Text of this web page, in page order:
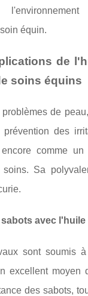
équin.
de
soins équins
de
des
comme
soins. Sa
avec l'huile
sont soumis
excellent moyen
des sabots,